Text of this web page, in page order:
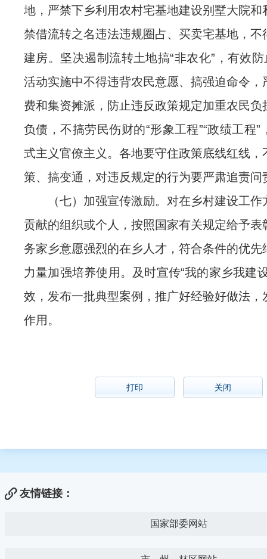
地，严禁下乡利用农村宅基地建设别墅大院和
禁借流转之名违法违规圈占、买卖宅基地，不
建房。坚决遏制流转土地搞“非农化”，有效防
活动实施中不得违背农民意愿、搞强迫命令，
费和集资摊派，防止违反政策规定加重农民负
负债，不搞劳民伤财的“形象工程”“政绩工程”
式主义官僚主义。各地要守住政策底线红线，
策、搞变通，对违反规定的行为要严肃追责问
（七）加强宣传激励。对在乡村建设工
贡献的组织或个人，按照国家有关规定给予表
务家乡意愿强烈的在乡人才，符合条件的优先
力量加强培养使用。及时宣传“我的家乡我建
效，发布一批典型案例，推广好经验好做法，
作用。
打印 关闭
友情链接：
国家部委网站